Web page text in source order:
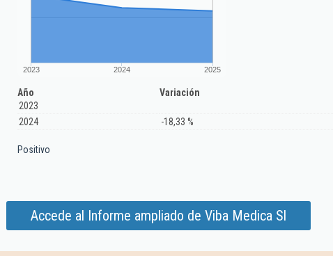
2023 2024 2025
Año
Variación
2023
2024
-18,33 %
Positivo
Accede al Informe ampliado de Viba Medica Sl